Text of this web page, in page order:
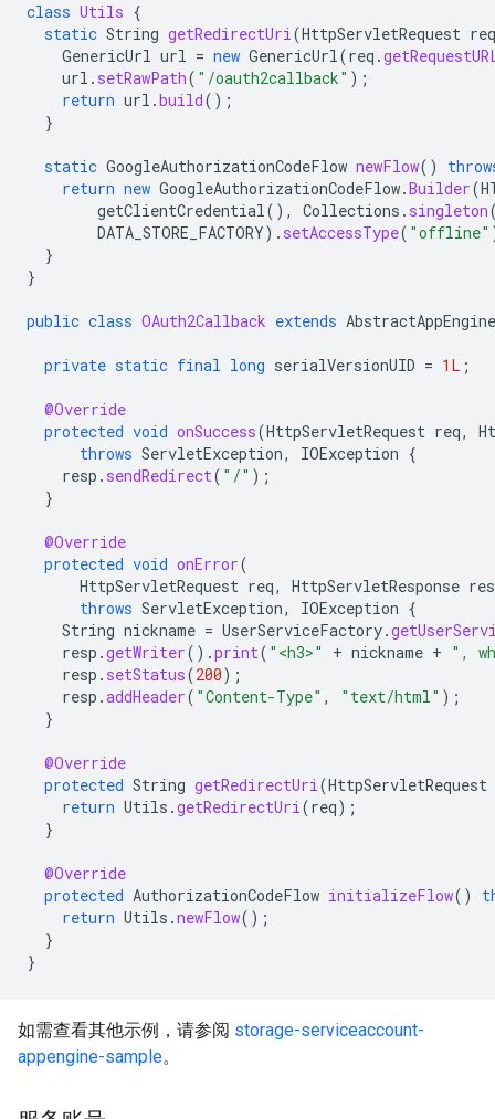
class Utils {
static String getRedirectUri(HttpServletRequest req
GenericUrl url = new GenericUrl(req .
url . setRawPath( "/oauth2callback" );
return url .build();
}
static GoogleAuthorizationCodeFlow newFlow()
return new GoogleAuthorizationCodeFlow.Builder(
getClientCredential(), Collections . singleton
DATA_STORE_FACTORY). setAccessType( "offline"
}
}
public class OAuth2Callback extends
private static final long serialVersionUID = 1L ;
@Override
protected void onSuccess(HttpServletRequest req,
throws ServletException, IOException {
resp . sendRedirect( "/" );
}
@Override
protected void onError(
HttpServletRequest req, HttpServletResponse
throws ServletException, IOException {
String nickname = UserServiceFactory.
resp .getWriter().print( "<h3>" + nickname + ",
resp . setStatus(200);
resp .addHeader( "Content-Type" , "text/html" );
}
@Override
protected String getRedirectUri(HttpServletRequest
return Utils .getRedirectUri(req);
}
@Override
protected AuthorizationCodeFlow initializeFlow()
return Utils .newFlow();
}
}
如需查看其他示例，请参阅 storage-serviceaccount-
appengine-sample。